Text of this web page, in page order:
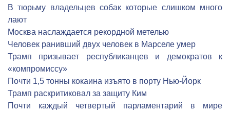
В тюрьму владельцев собак которые слишком много
лают
Москва наслаждается рекордной метелью
Человек ранивший двух человек в Марселе умер
Трамп призывает республиканцев и демократов к
«компромиссу»
Почти 1,5 тонны кокаина изъято в порту Нью-Йорк
Трамп раскритиковал за защиту Ким
Почти каждый четвертый парламентарий в мире